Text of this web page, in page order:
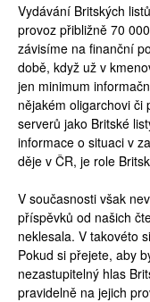
Vydávání Britských
provoz přibližně 70
závisíme na finanční
době, když už v
jen minimum
nějakém oligarchovi či
serverů jako Britské
informace o situaci v
děje v ČR, je role
V současnosti však
příspěvků od našich
neklesala. V takovéto
Pokud si přejete, aby
nezastupitelný hlas
pravidelně na jejich